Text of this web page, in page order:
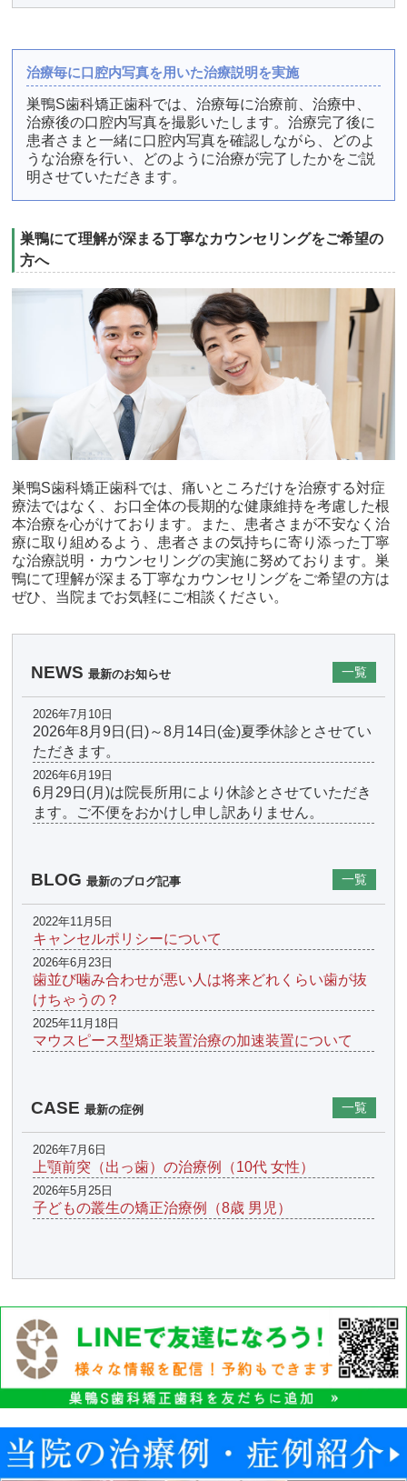
治療毎に口腔内写真を用いた治療説明を実施
巣鴨S歯科矯正歯科では、治療毎に治療前、治療中、
治療後の口腔内写真を撮影いたします。治療完了後に
患者さまと一緒に口腔内写真を確認しながら、どのよ
うな治療を行い、どのように治療が完了したかをご説
明させていただきます。
巣鴨にて理解が深まる丁寧なカウンセリングをご希望の
方へ
巣鴨S歯科矯正歯科では、痛いところだけを治療する対症
療法ではなく、お口全体の長期的な健康維持を考慮した根
本治療を心がけております。また、患者さまが不安なく治
療に取り組めるよう、患者さまの気持ちに寄り添った丁寧
な治療説明・カウンセリングの実施に努めております。巣
鴨にて理解が深まる丁寧なカウンセリングをご希望の方は
ぜひ、当院までお気軽にご相談ください。
NEWS 最新のお知らせ 一覧
2026年7月10日
2026年8月9日(日)～8月14日(金)夏季休診とさせてい
ただきます。
2026年6月19日
6月29日(月)は院長所用により休診とさせていただき
ます。ご不便をおかけし申し訳ありません。
BLOG 最新のブログ記事 一覧
2022年11月5日
キャンセルポリシーについて
2026年6月23日
歯並び噛み合わせが悪い人は将来どれくらい歯が抜
けちゃうの？
2025年11月18日
マウスピース型矯正装置治療の加速装置について
CASE 最新の症例 一覧
2026年7月6日
上顎前突（出っ歯）の治療例（10代 女性）
2026年5月25日
子どもの叢生の矯正治療例（8歳 男児）